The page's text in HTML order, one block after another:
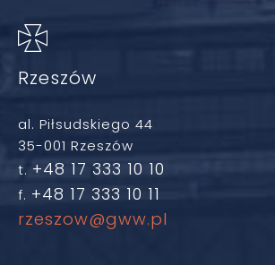
Rzeszów
al. Piłsudskiego 44
35-001 Rzeszów
t. +48 17 333 10 10
f. +48 17 333 10 11
rzeszow@gww.pl